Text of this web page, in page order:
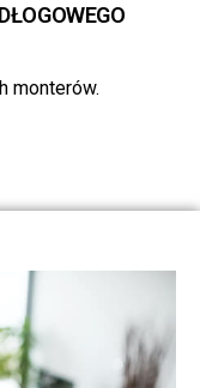
monterów.